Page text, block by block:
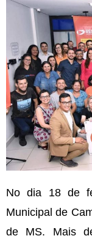
No dia 18 de
Municipal de
de MS. Mais